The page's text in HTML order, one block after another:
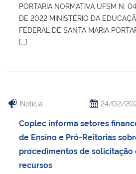
PORTARIA NORMATIVA UFSM N.
DE 2022 MINISTÉRIO DA
FEDERAL DE SANTA MARIA
[...]
Notícia 24/02/
Coplec informa setores
de Ensino e Pró-Reitorias
procedimentos de solicitação
recursos